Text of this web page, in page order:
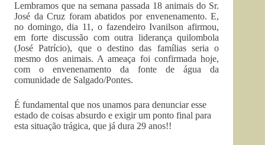
Lembramos que na semana passada 18 animais do Sr.
José da Cruz foram abatidos por envenenamento. E,
no domingo, dia 11, o fazendeiro Ivanilson afirmou,
em forte discussão com outra liderança quilombola
(José Patrício), que o destino das famílias seria o
mesmo dos animais. A ameaça foi confirmada hoje,
com o envenenamento da fonte de água da
comunidade de Salgado/Pontes.
É fundamental que nos unamos para denunciar esse
estado de coisas absurdo e exigir um ponto final para
esta situação trágica, que já dura 29 anos!!